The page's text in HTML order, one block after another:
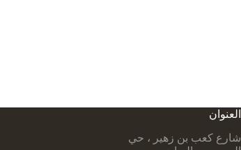
العنوان
شارع كعب بن زهير ، حي